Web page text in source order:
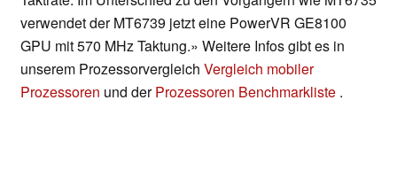
verwendet der MT6739 jetzt eine PowerVR GE8100
GPU mit 570 MHz Taktung.» Weitere Infos gibt es in
unserem Prozessorvergleich Vergleich mobiler
Prozessoren und derProzessoren Benchmarkliste .